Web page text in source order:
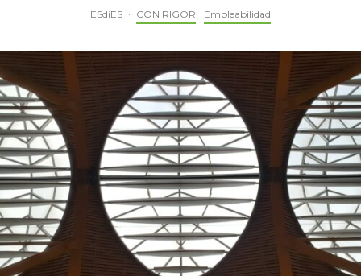
ESdiES · CON RIGOR Empleabilidad